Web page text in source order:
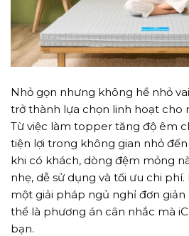
Nhỏ gọn nhưng không hề nhỏ
trở thành lựa chọn linh hoạt cho
Từ việc làm topper tăng độ êm
tiện lợi trong không gian nhỏ
khi có khách, dòng đệm mỏng
nhẹ, dễ sử dụng và tối ưu chi
một giải pháp ngủ nghỉ đơn giản
thể là phương án cân nhắc mà
bạn.